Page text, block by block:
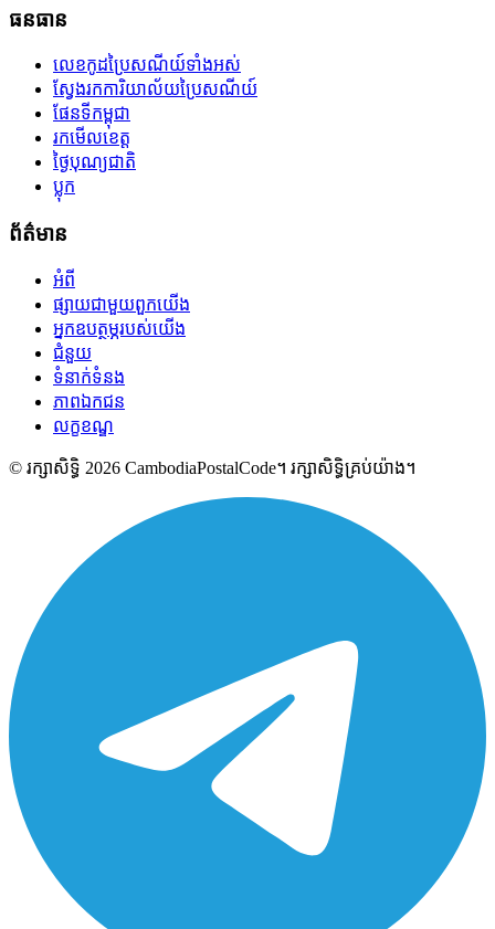
ធនធាន
លេខកូដប្រៃសណីយ៍ទាំងអស់
ស្វែងរកការិយាល័យប្រៃសណីយ៍
ផែនទីកម្ពុជា
រកមើលខេត្ត
ថ្ងៃបុណ្យជាតិ
ប្លុក
ព័ត៌មាន
អំពី
ផ្សាយជាមួយពួកយើង
អ្នកឧបត្ថម្ភរបស់យើង
ជំនួយ
ទំនាក់ទំនង
ភាពឯកជន
លក្ខខណ្ឌ
© រក្សាសិទ្ធិ 2026 CambodiaPostalCode។ រក្សាសិទ្ធិគ្រប់យ៉ាង។